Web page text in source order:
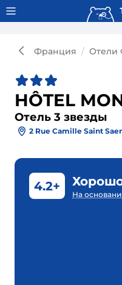
Тонкости используют
Франция Отели
HÔTEL
Отель 3 звезды
2 Rue Camille Saint
4.2+
На